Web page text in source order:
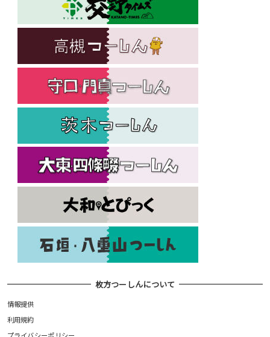
枚方つーしんについて
情報提供
利用規約